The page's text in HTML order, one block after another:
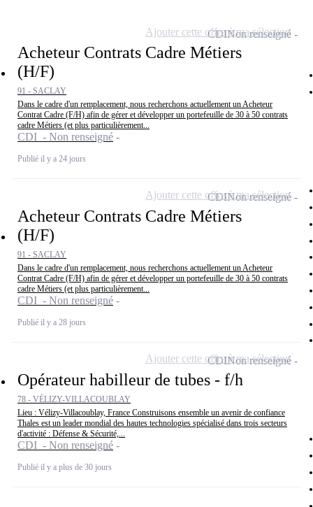
Acheteur Contrats Cadre Métiers
(H/F)
91 - SACLAY
Dans le cadre d'un remplacement, nous recherchons actuellement un Acheteur
Contrat Cadre (F/H) afin de gérer et développer un portefeuille de 30 à 50 contrats
cadre Métiers (et plus particulièrement...
CDI - Non renseigné
Publié il y a 24 jours
CDINon renseigné
Ajouter cette offre à ma sélection
Acheteur Contrats Cadre Métiers
(H/F)
91 - SACLAY
Dans le cadre d'un remplacement, nous recherchons actuellement un Acheteur
Contrat Cadre (F/H) afin de gérer et développer un portefeuille de 30 à 50 contrats
cadre Métiers (et plus particulièrement...
CDI - Non renseigné
Publié il y a 28 jours
CDINon renseigné
Ajouter cette offre à ma sélection
Opérateur habilleur de tubes - f/h
78 - VÉLIZY-VILLACOUBLAY
Lieu : Vélizy-Villacoublay, France Construisons ensemble un avenir de confiance
Thales est un leader mondial des hautes technologies spécialisé dans trois secteurs
d'activité : Défense & Sécurité,...
CDI - Non renseigné
Publié il y a plus de 30 jours
CDINon renseigné
Ajouter cette offre à ma sélection